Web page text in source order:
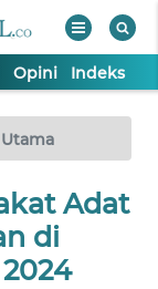
Opini Indeks
Utama
Adat
di